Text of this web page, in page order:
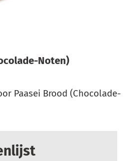
Noten)
Paasei Brood (Chocolade-